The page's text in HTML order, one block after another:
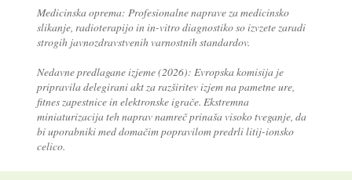
Medicinska oprema: Profesionalne naprave za medicinsko
slikanje, radioterapijo in in-vitro diagnostiko so izvzete zaradi
strogih javnozdravstvenih varnostnih standardov.
Nedavne predlagane izjeme (2026): Evropska komisija je
pripravila delegirani akt za razširitev izjem na pametne ure,
fitnes zapestnice in elektronske igrače. Ekstremna
miniaturizacija teh naprav namreč prinaša visoko tveganje, da
bi uporabniki med domačim popravilom predrli litij-ionsko
celico.